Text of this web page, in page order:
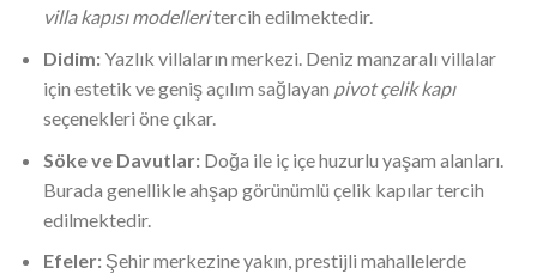
villa kapısı modelleritercih edilmektedir.
Didim:Yazlık villaların merkezi. Deniz manzaralı villalar
için estetik ve geniş açılım sağlayan pivot çelik kapı
seçenekleri öne çıkar.
Söke ve Davutlar:Doğa ile iç içe huzurlu yaşam alanları.
Burada genellikle ahşap görünümlü çelik kapılar tercih
edilmektedir.
Efeler:Şehir merkezine yakın, prestijli mahallelerde